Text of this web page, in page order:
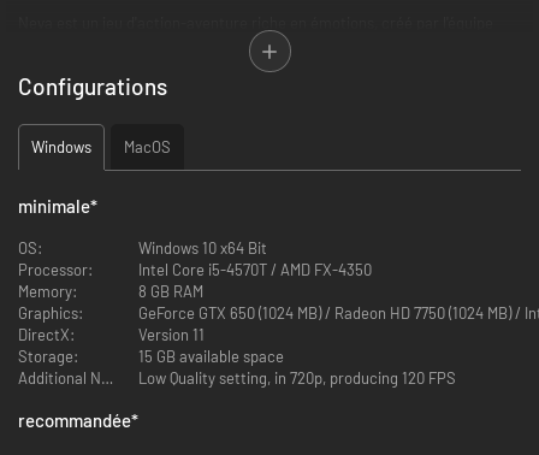
Neva retrace l'histoire d'Alba, une jeune femme qui se retrouve liée à un
forces obscures. Ensemble, ils entament un voyage périlleux dans un
monde autrefois magnifique, désormais à l'agonie.
Configurations
Windows MacOS
minimale*
OS:
Windows 10 x64 Bit
Processor:
Intel Core i5-4570T / AMD FX-4350
Memory:
8 GB RAM
Graphics:
GeForce GTX 650 (1024 MB) / Radeon HD 7750 (1024 MB) /
DirectX:
Version 11
Storage:
15 GB available space
Additional Notes:
Low Quality setting, in 720p, producing 120 FPS
recommandée*